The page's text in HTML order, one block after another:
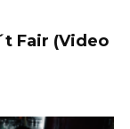
Fair (Video